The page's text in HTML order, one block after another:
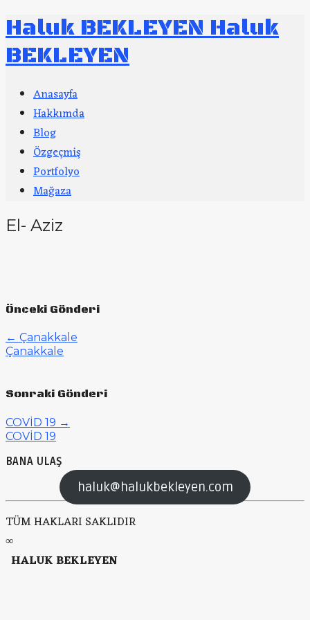
Haluk BEKLEYENHaluk
BEKLEYEN
Anasayfa
Hakkımda
Blog
Özgeçmiş
Portfolyo
Mağaza
El- Aziz
Önceki Gönderi
← Çanakkale
Çanakkale
Sonraki Gönderi
COVİD 19 →
COVİD 19
BANA ULAŞ
haluk@halukbekleyen.com
TÜM HAKLARI SAKLIDIR
∞
HALUK BEKLEYEN